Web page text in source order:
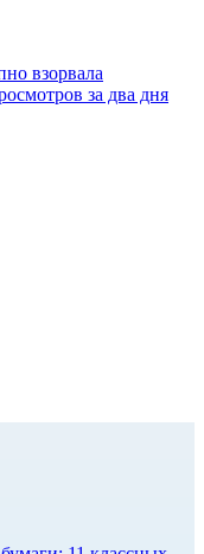
взорвала
за два дня